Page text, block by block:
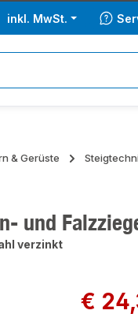
inkl. MwSt.
& Gerüste
und
verzinkt
Regulärer
€